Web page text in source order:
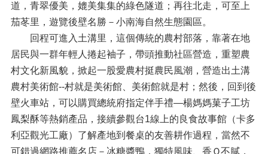
道，青翠優美，媲美集集的綠色隧道；再往北走，可至上
茄苳里，遊覽後壁名勝－小南海自然生態園區。
回程可進入土溝里，這個傳統的農村部落，靠著在地
居民與一群年輕人捲起袖子，帶頭推動社區營造，重塑農
村文化新風貌，掀起一股愛農村挺農民風潮，營造出土溝
農村美術館--村就是美術館、美術館就是村；然後，回到後
壁火車站，可以購買總統府指定伴手禮—楊媽媽菓子工坊
鳳梨酥等熱銷產品，接續參觀台1線上的良食故事館（卡多
利亞觀光工廠）了解產地到餐桌的友善耕作過程，當然不
可錯過網路推薦名店－冰糖醬鴨，獨特風味、香Ｑ不膩，